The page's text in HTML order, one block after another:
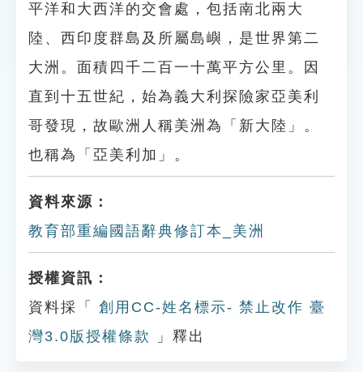
平洋和大西洋的交會處，包括南北兩大
陸、西印度群島及所屬島嶼，是世界第二
大洲。面積四千二百一十萬平方公里。因
直到十五世紀，始為義大利探險家亞美利
哥發現，故歐洲人稱美洲為「新大陸」。
也稱為「亞美利加」。
資料來源：
教育部重編國語辭典修訂本_美洲
授權資訊：
資料採「
創用CC-姓名標示- 禁止改作 臺
灣3.0版授權條款
」釋出